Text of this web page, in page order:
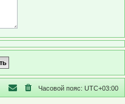
Часовой пояс: UTC+03:00